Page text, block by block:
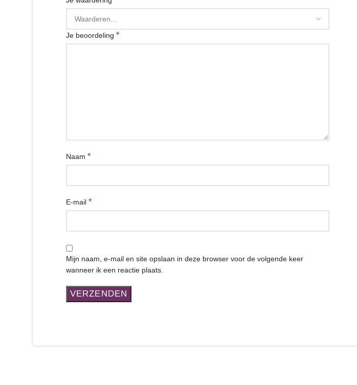
Je beoordeling *
Naam *
E-mail *
Mijn naam, e-mail en site opslaan in deze browser voor de volgende keer
wanneer ik een reactie plaats.